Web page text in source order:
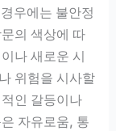
우에는 불안정
의 색상에 따
나 새로운 시
위험을 시사할
인 갈등이나
자유로움, 통